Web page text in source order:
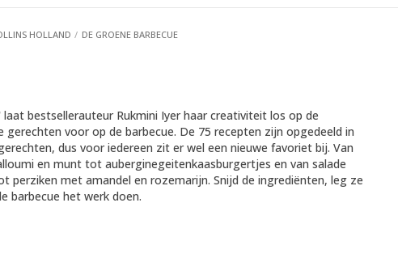
HOLLAND DE GROENE BARBECUE
bestsellerauteur Rukmini Iyer haar creativiteit los op de
gerechten voor op de barbecue. De 75 recepten zijn opgedeeld in
dus voor iedereen zit er wel een nieuwe favoriet bij. Van
en munt tot auberginegeitenkaasburgertjes en van salade
perziken met amandel en rozemarijn. Snijd de ingrediënten, leg ze
barbecue het werk doen.